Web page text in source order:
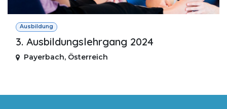
Ausbildung
3. Ausbildungslehrgang 2024
Payerbach, Österreich